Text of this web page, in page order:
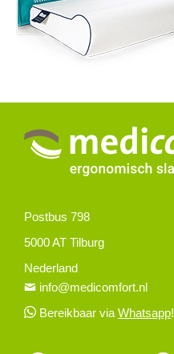
Postbus 798
5000 AT Tilburg
Nederland
info@medicomfort.nl
Bereikbaar via Whatsapp!